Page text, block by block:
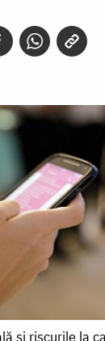
și riscurile la